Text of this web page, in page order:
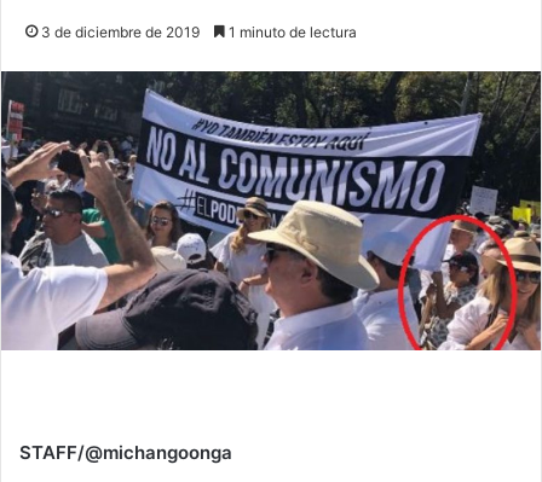
3 de diciembre de 2019 1 minuto de lectura
STAFF/@michangoonga